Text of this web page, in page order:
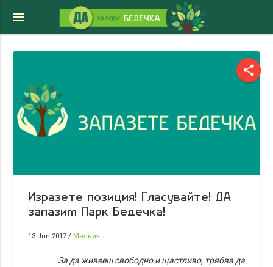
menu
Изразете позиция! Гласувайте! ДА
запазим Парк Бедечка!
share
13 Jun 2017 / Мнения
За да живееш свободно и щастливо, трябва да